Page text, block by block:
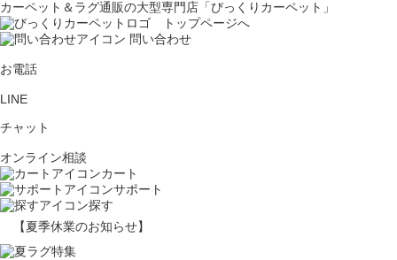
カーペット＆ラグ通販の大型専門店「びっくりカーペット」
問い合わせ
お電話
LINE
チャット
オンライン相談
カート
サポート
探す
【夏季休業のお知らせ】